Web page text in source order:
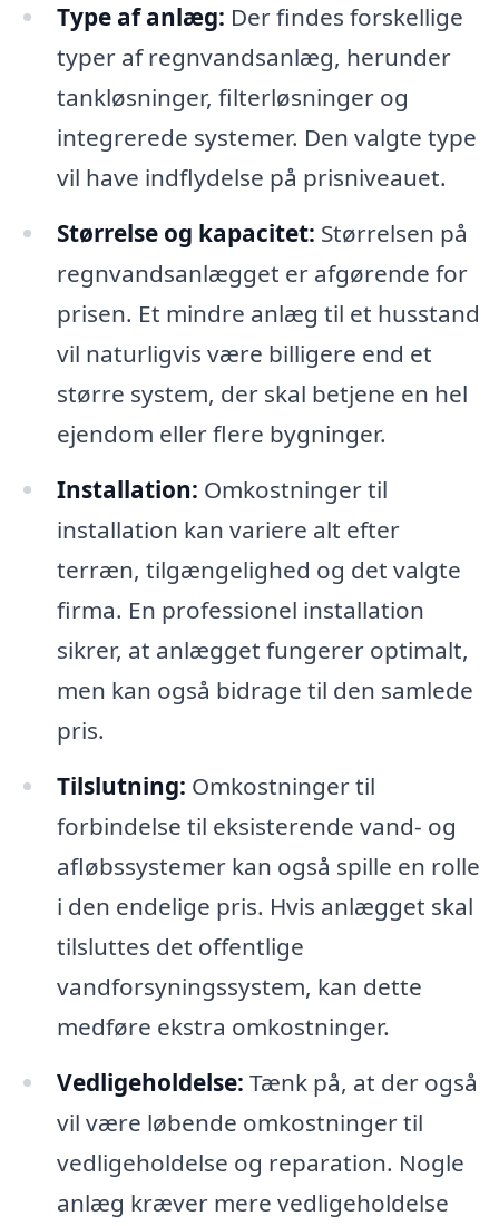
Type af anlæg: Der findes forskellige
typer af regnvandsanlæg, herunder
tankløsninger, filterløsninger og
integrerede systemer. Den valgte type
vil have indflydelse på prisniveauet.
Størrelse og kapacitet: Størrelsen på
regnvandsanlægget er afgørende for
prisen. Et mindre anlæg til et husstand
vil naturligvis være billigere end et
større system, der skal betjene en hel
ejendom eller flere bygninger.
Installation: Omkostninger til
installation kan variere alt efter
terræn, tilgængelighed og det valgte
firma. En professionel installation
sikrer, at anlægget fungerer optimalt,
men kan også bidrage til den samlede
pris.
Tilslutning: Omkostninger til
forbindelse til eksisterende vand- og
afløbssystemer kan også spille en rolle
i den endelige pris. Hvis anlægget skal
tilsluttes det offentlige
vandforsyningssystem, kan dette
medføre ekstra omkostninger.
Vedligeholdelse: Tænk på, at der også
vil være løbende omkostninger til
vedligeholdelse og reparation. Nogle
anlæg kræver mere vedligeholdelse